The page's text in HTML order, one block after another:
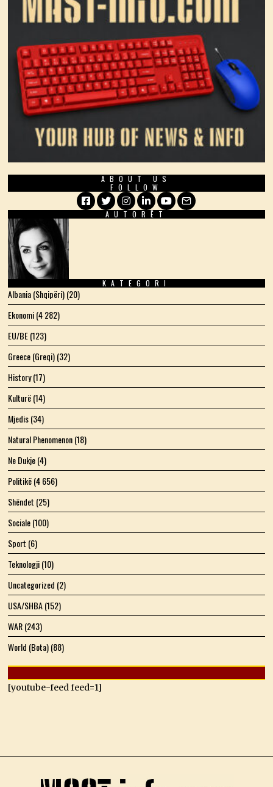
ABOUT US
FOLLOW
Facebook
TwitterInstagram
LinkedIn
YouTube
Email
AUTORËT
KATEGORI
Albania (Shqipëri)(20)
Ekonomi(4 282)
EU/BE(123)
Greece (Greqi)(32)
History(17)
Kulturë(14)
Mjedis(34)
Natural Phenomenon(18)
Ne Dukje(4)
Politikë(4 656)
Shëndet (25)
Sociale(100)
Sport (6)
Teknologji(10)
Uncategorized (2)
USA/SHBA(152)
WAR(243)
World (Bota)(88)
[youtube-feed feed=1]